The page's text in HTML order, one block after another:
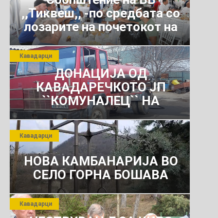
,,Тиквеш,, -по средбата со
лозарите на почетокот на
јули 2026 г.
ДОНАЦИЈА ОД
КАВАДАРЕЧКОТО ЈП
``КОМУНАЛЕЦ`` НА
РОСОМАНСКОТО ЈАВНО
ПРЕТПРИЈАТИЕ ЗА
КОМУНАЛНО УСЛУГИ
Кавадарци
НОВА КАМБАНАРИЈА ВО
СЕЛО ГОРНА БОШАВА
Кавадарци
Кавадарци